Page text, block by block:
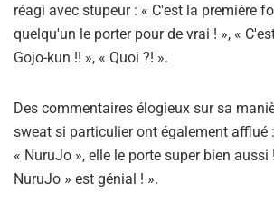
réagi avec stupeur : « C'est la première
quelqu'un le porter pour de vrai ! », «
Gojo-kun !! », « Quoi ?! ».
Des commentaires élogieux sur sa
sweat si particulier ont également afflué
« NuruJo », elle le porte super bien aussi
NuruJo » est génial ! ».